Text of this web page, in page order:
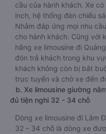
cầu của hành khách. Xe
inch, hệ thống đèn chiếu
Nhằm đáp ứng mọi nhu
cho hành khách. Cũng với
hãng xe limousine đi
đón trả khách trong khu
khách không còn bị bắt
trực tuyến và chờ xe đến
b. Xe limousine giường
đủ tiện nghi 32 - 34 chỗ
Dòng xe limousine đi Lâm
32 – 34 chỗ là dòng xe